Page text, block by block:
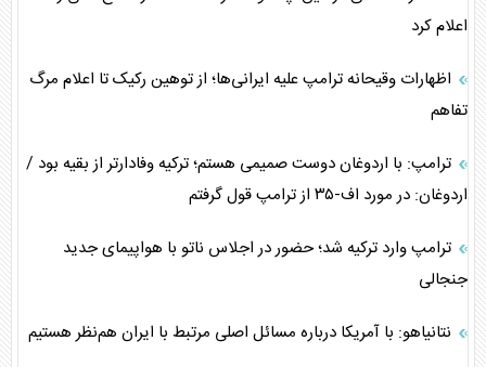
اعلام کرد
اظهارات وقیحانه ترامپ علیه ایرانی‌ها؛ از توهین رکیک تا اعلام مرگ
تفاهم
ترامپ: با اردوغان دوست صمیمی هستم؛ ترکیه وفادارتر از بقیه بود /
اردوغان: در مورد اف-۳۵ از ترامپ قول گرفتم
ترامپ وارد ترکیه شد؛ حضور در اجلاس ناتو با هواپیمای جدید
جنجالی
نتانیاهو: با آمریکا درباره مسائل اصلی مرتبط با ایران هم‌نظر هستیم